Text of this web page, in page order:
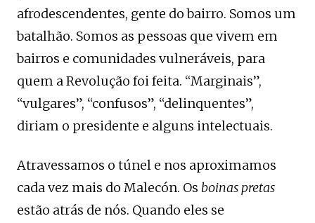
afrodescendentes, gente do bairro. Somos um
batalhão. Somos as pessoas que vivem em
bairros e comunidades vulneráveis, para
quem a Revolução foi feita. “Marginais”,
“vulgares”, “confusos”, “delinquentes”,
diriam o presidente e alguns intelectuais.
Atravessamos o túnel e nos aproximamos
cada vez mais do Malecón. Os boinas pretas
estão atrás de nós. Quando eles se